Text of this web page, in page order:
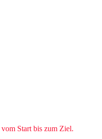
vom Start bis zum Ziel.